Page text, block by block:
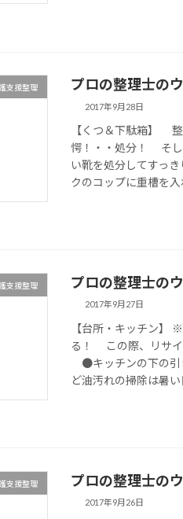
支援整理 プロの整理士の
2017年9月28日
【くつ＆下駄箱】
愕！・・処分！ そ
い靴を処分してすっ
クのコップに重槽を入
支援整理 プロの整理士の
2017年9月27日
【台所・キッチン】
る！ この際、リサイ
●キッチンの下の引
ど油汚れの掃除は暑い
支援整理 プロの整理士の
2017年9月26日